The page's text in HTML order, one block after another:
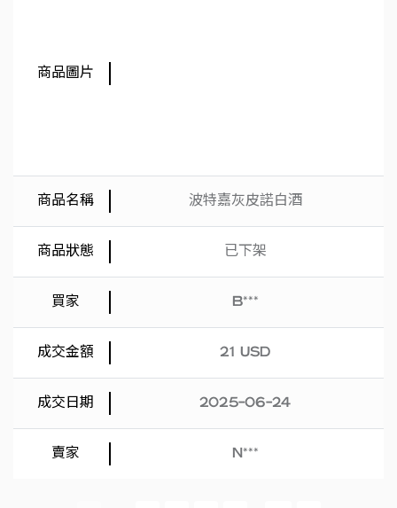
波特嘉灰皮諾白酒
已下架
B***
21 USD
2025-06-24
N***